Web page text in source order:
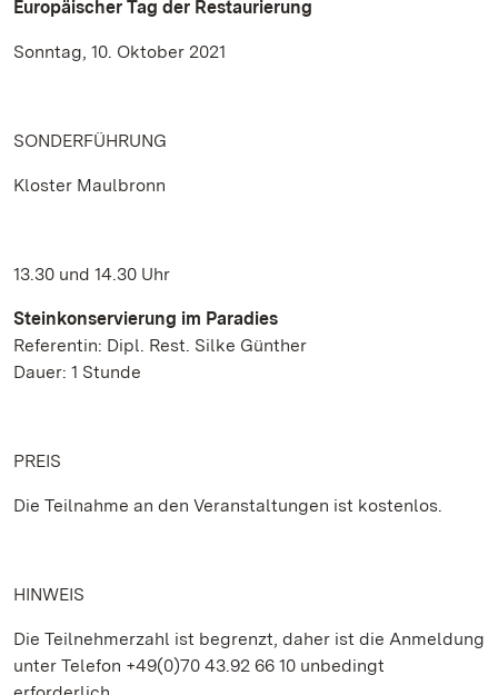
Europäischer Tag der Restaurierung
Sonntag, 10. Oktober 2021
SONDERFÜHRUNG
Kloster Maulbronn
13.30 und 14.30 Uhr
Steinkonservierung im Paradies
Referentin: Dipl. Rest. Silke Günther
Dauer: 1 Stunde
PREIS
Die Teilnahme an den Veranstaltungen ist kostenlos.
HINWEIS
Die Teilnehmerzahl ist begrenzt, daher ist die Anmeldung
unter Telefon +49(0)70 43.92 66 10 unbedingt